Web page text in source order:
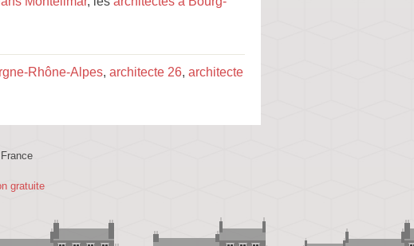
Rhône-Alpes, architecte 26, architecte
gratuite